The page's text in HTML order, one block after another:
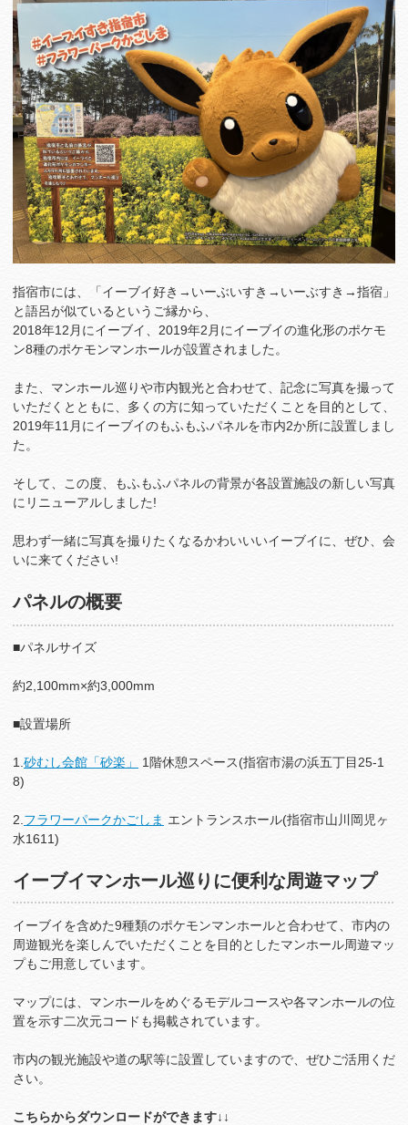
指宿市には、「イーブイ好き→いーぶいすき→いーぶすき→指宿」
と語呂が似ているというご縁から、
2018年12月にイーブイ、2019年2月にイーブイの進化形のポケモ
ン8種のポケモンマンホールが設置されました。
また、マンホール巡りや市内観光と合わせて、記念に写真を撮って
いただくとともに、多くの方に知っていただくことを目的として、
2019年11月にイーブイのもふもふパネルを市内2か所に設置しまし
た。
そして、この度、もふもふパネルの背景が各設置施設の新しい写真
にリニューアルしました!
思わず一緒に写真を撮りたくなるかわいいいイーブイに、ぜひ、会
いに来てください!
パネルの概要
■パネルサイズ
約2,100mm×約3,000mm
■設置場所
1. 砂むし会館「砂楽」
1階休憩スペース(指宿市湯の浜五丁目25-1
8)
2. フラワーパークかごしま エントランスホール(指宿市山川岡児ヶ
水1611)
イーブイマンホール巡りに便利な周遊マップ
イーブイを含めた9種類のポケモンマンホールと合わせて、市内の
周遊観光を楽しんでいただくことを目的としたマンホール周遊マッ
プもご用意しています。
マップには、マンホールをめぐるモデルコースや各マンホールの位
置を示す二次元コードも掲載されています。
市内の観光施設や道の駅等に設置していますので、ぜひご活用くだ
さい。
こちらからダウンロードができます↓↓